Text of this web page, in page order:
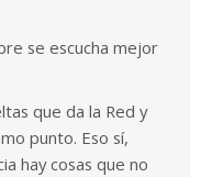
se escucha mejor
que da la Red y
punto. Eso sí,
hay cosas que no